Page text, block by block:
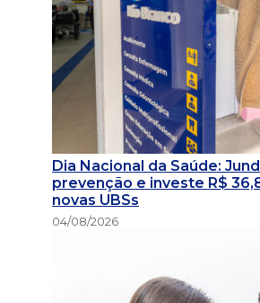
Dia Nacional da Saúde:
prevenção e investe R$
novas UBSs
04/08/2026